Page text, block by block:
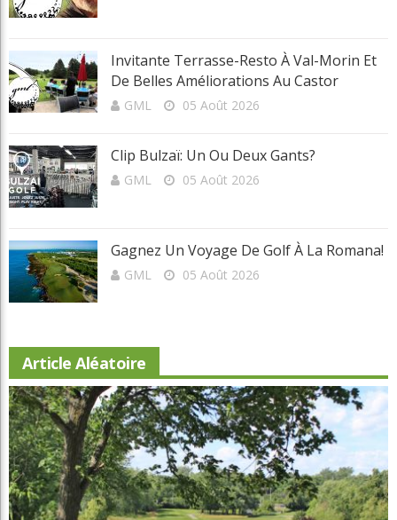
Invitante Terrasse-Resto À Val-Morin Et
De Belles Améliorations Au Castor
GML 05 Août 2026
Clip Bulzaï: Un Ou Deux Gants?
GML 05 Août 2026
Gagnez Un Voyage De Golf À La Romana!
GML 05 Août 2026
Article Aléatoire